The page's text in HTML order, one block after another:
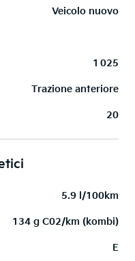
Veicolo nuovo
1 025
Trazione anteriore
20
5.9 l/100km
134 g C02/km (kombi)
E